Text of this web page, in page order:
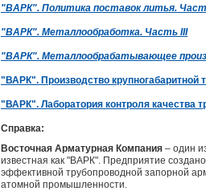
"ВАРК". Политика поставок литья.
"ВАРК". Металлообработка. Часть III
"ВАРК". Металлообрабатывающее
"ВАРК". Производство крупногабаритной
"ВАРК". Лаборатория контроля качества
Справка:
Восточная Арматурная Компания – один
известная как "ВАРК". Предприятие
эффективной трубопроводной запорной
атомной промышленности.